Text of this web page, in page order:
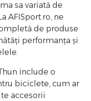
sa variată de
AFISport.ro, ne
de produse
performanța și
include o
biciclete, cum ar
accesorii